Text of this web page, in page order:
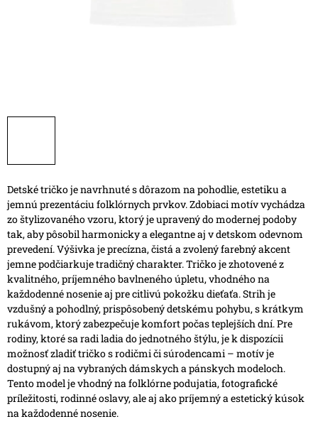
Detské tričko je navrhnuté s dôrazom na pohodlie, estetiku a
jemnú prezentáciu folklórnych prvkov. Zdobiaci motív vychádza
zo štylizovaného vzoru, ktorý je upravený do modernej podoby
tak, aby pôsobil harmonicky a elegantne aj v detskom odevnom
prevedení. Výšivka je precízna, čistá a zvolený farebný akcent
jemne podčiarkuje tradičný charakter.Tričko je zhotovené z
kvalitného, príjemného bavlneného úpletu, vhodného na
každodenné nosenie aj pre citlivú pokožku dieťaťa. Strih je
vzdušný a pohodlný, prispôsobený detskému pohybu, s krátkym
rukávom, ktorý zabezpečuje komfort počas teplejších dní.Pre
rodiny, ktoré sa radi ladia do jednotného štýlu, je k dispozícii
možnosť zladiť tričko s rodičmi či súrodencami – motív je
dostupný aj na vybraných dámskych a pánskych modeloch.
Tento model je vhodný na folklórne podujatia, fotografické
príležitosti, rodinné oslavy, ale aj ako príjemný a estetický kúsok
na každodenné nosenie.